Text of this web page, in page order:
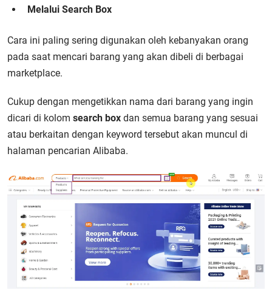
Melalui Search Box
Cara ini paling sering digunakan oleh kebanyakan orang
pada saat mencari barang yang akan dibeli di berbagai
marketplace.
Cukup dengan mengetikkan nama dari barang yang ingin
dicari di kolom search box dan semua barang yang sesuai
atau berkaitan dengan keyword tersebut akan muncul di
halaman pencarian Alibaba.